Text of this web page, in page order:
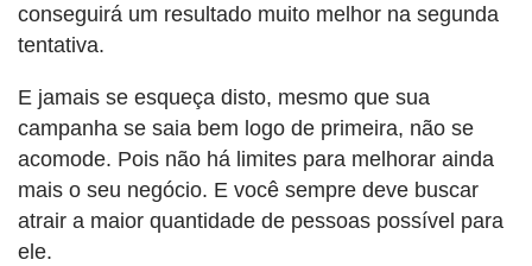
conseguirá um resultado muito melhor na segunda
tentativa.
E jamais se esqueça disto, mesmo que sua
campanha se saia bem logo de primeira, não se
acomode. Pois não há limites para melhorar ainda
mais o seu negócio. E você sempre deve buscar
atrair a maior quantidade de pessoas possível para
ele.